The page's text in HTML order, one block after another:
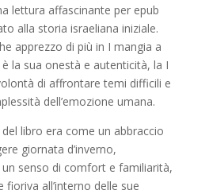
lettura affascinante per epub
alla storia israeliana iniziale.
apprezzo di più in I mangia a
la sua onestà e autenticità, la I
di affrontare temi difficili e
dell’emozione umana.
del libro era come un abbraccio
giornata d’inverno,
senso di comfort e familiarità,
fioriva all’interno delle sue